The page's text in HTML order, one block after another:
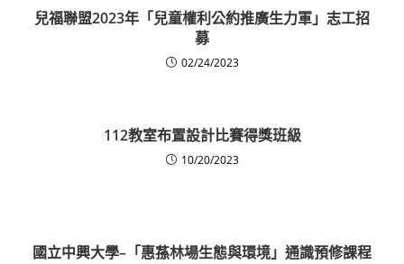
兒福聯盟2023年「兒童權利公約推廣生力軍」志工招
募
02/24/2023
112教室布置設計比賽得獎班級
10/20/2023
國立中興大學–「惠蓀林場生態與環境」通識預修課程